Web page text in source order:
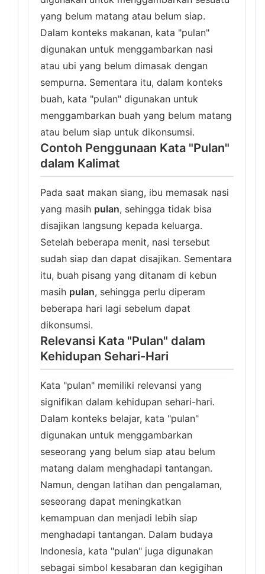
yang belum matang atau belum siap.
Dalam konteks makanan, kata "pulan"
digunakan untuk menggambarkan nasi
atau ubi yang belum dimasak dengan
sempurna. Sementara itu, dalam konteks
buah, kata "pulan" digunakan untuk
menggambarkan buah yang belum matang
atau belum siap untuk dikonsumsi.
Contoh Penggunaan Kata "Pulan"
dalam Kalimat
Pada saat makan siang, ibu memasak nasi
yang masih pulan, sehingga tidak bisa
disajikan langsung kepada keluarga.
Setelah beberapa menit, nasi tersebut
sudah siap dan dapat disajikan. Sementara
itu, buah pisang yang ditanam di kebun
masih pulan, sehingga perlu diperam
beberapa hari lagi sebelum dapat
dikonsumsi.
Relevansi Kata "Pulan" dalam
Kehidupan Sehari-Hari
Kata "pulan" memiliki relevansi yang
signifikan dalam kehidupan sehari-hari.
Dalam konteks belajar, kata "pulan"
digunakan untuk menggambarkan
seseorang yang belum siap atau belum
matang dalam menghadapi tantangan.
Namun, dengan latihan dan pengalaman,
seseorang dapat meningkatkan
kemampuan dan menjadi lebih siap
menghadapi tantangan. Dalam budaya
Indonesia, kata "pulan" juga digunakan
sebagai simbol kesabaran dan kegigihan